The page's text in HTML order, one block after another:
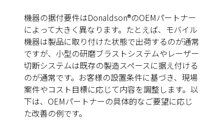
機器の据付要件はDonaldson®のOEMパートナー
によって大きく異なります。たとえば、モバイル
機器は製品に取り付けた状態で出荷するのが通常
ですが、小型の研磨ブラストシステムやレーザー
切断システムは既存の製造スペースに据え付ける
のが通常です。お客様の設置条件に基づき、現場
案件やコスト目標に応じて内容を調整します。以
下は、OEMパートナーの具体的なご要望に応じ
た改善の例です。